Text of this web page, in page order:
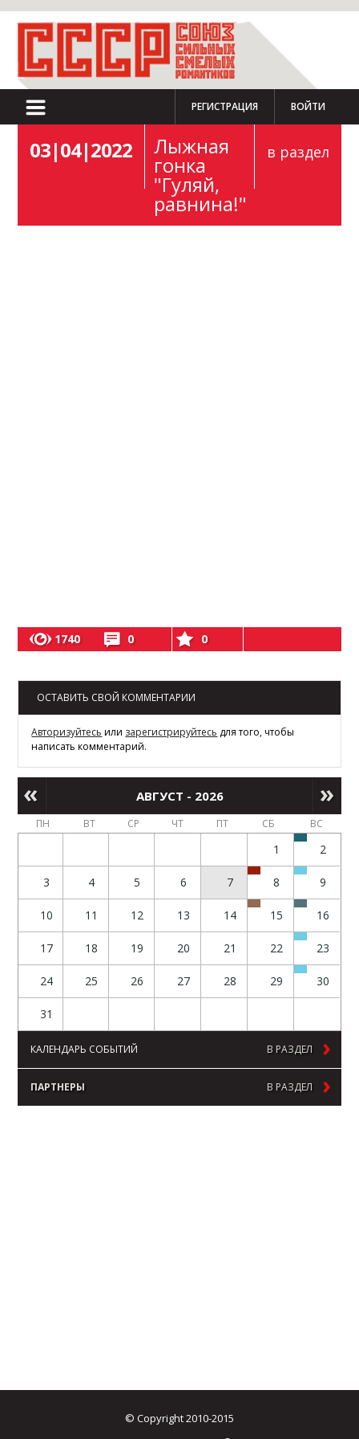
РЕГИСТРАЦИЯ ВОЙТИ
03|04|2022 в раздел
Лыжная
гонка
"Гуляй,
равнина!"
1740 0 0
ОСТАВИТЬ СВОЙ КОММЕНТАРИИ
Авторизуйтесь или зарегистрируйтесь для того, чтобы
написать комментарий.
АВГУСТ - 2026
ПН ВТ СР ЧТ ПТ СБ ВС
1 2
3 4 5 6 7 8 9
10 11 12 13 14 15 16
17 18 19 20 21 22 23
24 25 26 27 28 29 30
31
КАЛЕНДАРЬ СОБЫТИЙ В РАЗДЕЛ
ПАРТНЕРЫ В РАЗДЕЛ
© Copyright 2010-2015